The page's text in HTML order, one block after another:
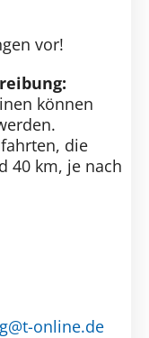
vor!
können
die
40 km, je nach
online.de